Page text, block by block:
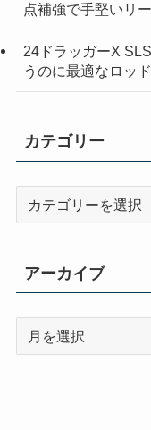
点補強で手堅いリー
24ドラッガーX
うのに最適なロッド
カテゴリー
ー
アーカイブ